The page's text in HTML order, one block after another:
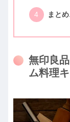
まとめ
無印良
ム料理